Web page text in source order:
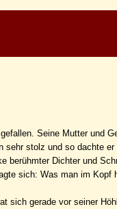
Seine Mutter und
stolz und so dachte
berühmter Dichter und
sich: Was man im
sich gerade vor seiner